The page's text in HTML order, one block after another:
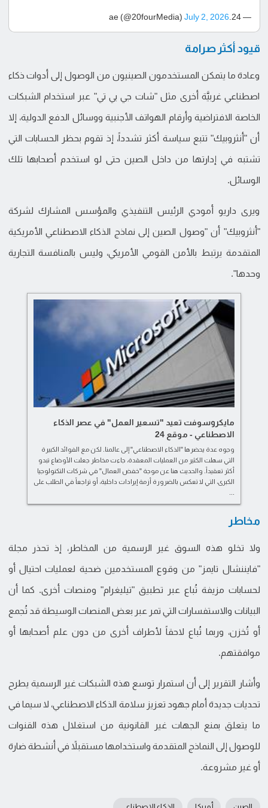
— 24.ae (@20fourMedia)
July 2, 2026
قيود أكثر صرامة
وعادة ما يتمكن المستخدمون الصينيون من الوصول إلى أدوات ذكاء
اصطناعي غربيَّة أخرى مثل "شات جي بي تي" عبر استخدام الشبكات
الخاصة الافتراضية وأرقام الهواتف الأجنبية ووسائل الدفع الدولية، إلا
أن "أنثروبيك" تتبع سياسة أكثر تشدداً، إذ تقوم بحظر الحسابات التي
تشتبه في إدارتها من داخل الصين حتى لو استخدم أصحابها تلك
الوسائل.
ويرى داريو أمودي الرئيس التنفيذي والمؤسس المشارك لشركة
"أنثروبيك" أن "وصول الصين إلى نماذج الذكاء الاصطناعي الأمريكية
المتقدمة يرتبط بالأمن القومي الأمريكي، وليس بالمنافسة التجارية
وحدها".
مايكروسوفت تعيد "تسعير العمل" في عصر الذكاء
الاصطناعي - موقع 24
وجوه عدة يحضرها "الذكاء الاصطناعي" إلى عالمنا. لكن مع الفوائد الكبيرة
التي سهلت الكثير من العمليات المعقدة، جاءت مخاطر جعلت الأوضاع تبدو
أكثر تعقيداً. والحديث هنا عن موجة "خفض العمال" في شركات التكنولوجيا
الكبرى، التي لا تعكس بالضرورة أزمة إيرادات داخلية، أو تراجعاً في الطلب على
مخاطر
ولا تخلو هذه السوق غير الرسمية من المخاطر، إذ تحذر مجلة
"فايننشال تايمز" من وقوع المستخدمين ضحية لعمليات احتيال أو
لحسابات مزيفة تُباع عبر تطبيق "تيليغرام" ومنصات أخرى. كما أن
البيانات والاستفسارات التي تمر عبر بعض المنصات الوسيطة قد تُجمع
أو تُخزن، وربما تُباع لاحقاً لأطراف أخرى من دون علم أصحابها أو
موافقتهم.
وأشار التقرير إلى أن استمرار توسع هذه الشبكات غير الرسمية يطرح
تحديات جديدة أمام جهود تعزيز سلامة الذكاء الاصطناعي، لا سيما في
ما يتعلق بمنع الجهات غير القانونية من استغلال هذه القنوات
للوصول إلى النماذج المتقدمة واستخدامها مستقبلاً في أنشطة ضارة
أو غير مشروعة.